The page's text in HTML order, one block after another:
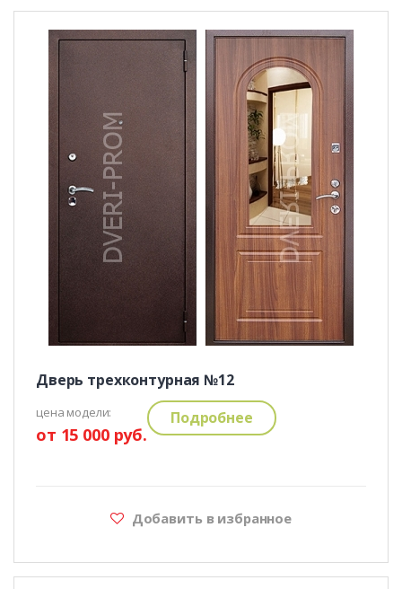
Дверь трехконтурная №12
цена модели:
от 15 000 руб.
Подробнее
Добавить в избранное